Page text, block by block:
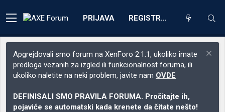
PRIJAVA REGISTRACIJA
Apgrejdovali smo forum na XenForo 2.1.1, ukoliko imate
predloga vezanih za izgled ili funkcionalnost foruma, ili
ukoliko naletite na neki problem, javite nam OVDE
DEFINISALI SMO PRAVILA FORUMA. Pročitajte ih,
pojaviće se automatski kada krenete da čitate nešto!